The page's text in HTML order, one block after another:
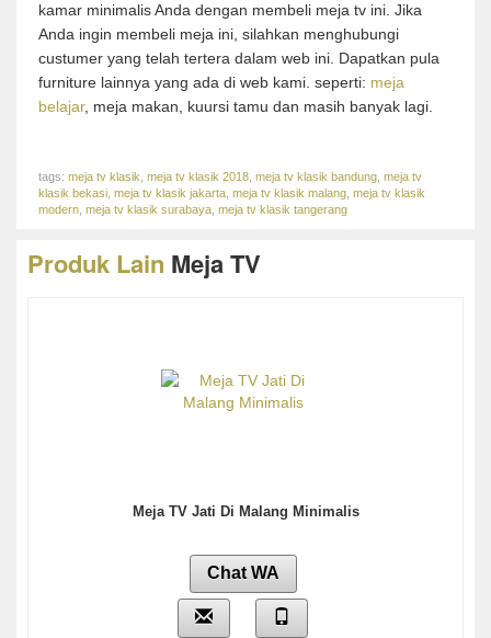
kamar minimalis Anda dengan membeli meja tv ini. Jika
Anda ingin membeli meja ini, silahkan menghubungi
custumer yang telah tertera dalam web ini. Dapatkan pula
furniture lainnya yang ada di web kami. seperti: meja
belajar, meja makan, kuursi tamu dan masih banyak lagi.
tags: meja tv klasik meja tv klasik 2018 meja tv klasik bandung meja tv
klasik bekasi meja tv klasik jakarta meja tv klasik malang meja tv klasik
modern meja tv klasik surabaya meja tv klasik tangerang
Produk Lain Meja TV
Meja TV Jati Di Malang Minimalis
Chat WA